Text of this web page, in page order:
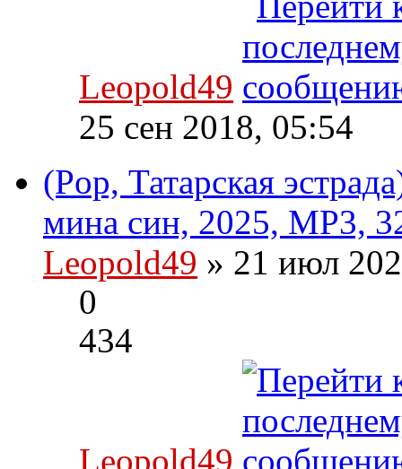
Leopold49
25 сен 2018, 05:54
(Pop, Татарская
мина син, 2025, MP3,
Leopold49 » 21 июл
0
434
Leopold49